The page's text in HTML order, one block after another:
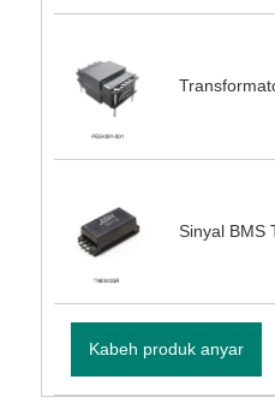
Sinyal BMS
Kabeh produk anyar